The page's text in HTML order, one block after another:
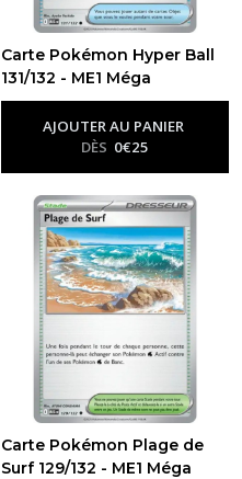
Carte Pokémon Hyper Ball
131/132 - ME1 Méga
évolution-Me01 - Méga
ÉvolutionAJOUTER AU PANIER
DÈS 0€25
Carte Pokémon Plage de
Surf 129/132 - ME1 Méga